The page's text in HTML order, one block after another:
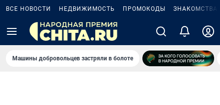
ВСЕ НОВОСТИ НЕДВИЖИМОСТЬ ПРОМОКОДЫ ЗНАКОМСТВА
Машины добровольцев застряли в болоте